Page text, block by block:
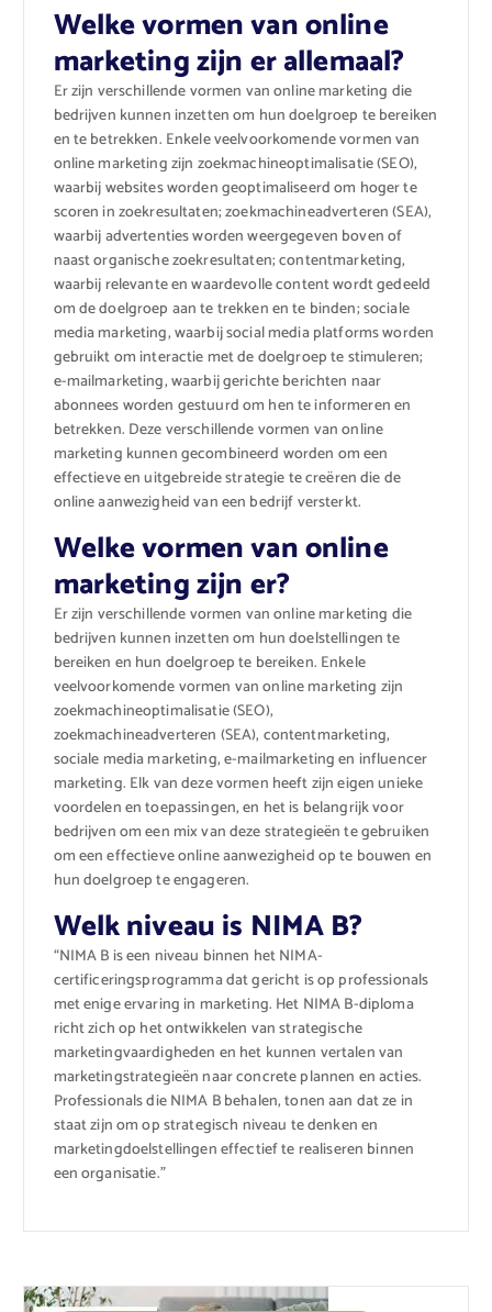
Welke vormen van online
marketing zijn er allemaal?
Er zijn verschillende vormen van online marketing die
bedrijven kunnen inzetten om hun doelgroep te bereiken
en te betrekken. Enkele veelvoorkomende vormen van
online marketing zijn zoekmachineoptimalisatie (SEO),
waarbij websites worden geoptimaliseerd om hoger te
scoren in zoekresultaten; zoekmachineadverteren (SEA),
waarbij advertenties worden weergegeven boven of
naast organische zoekresultaten; contentmarketing,
waarbij relevante en waardevolle content wordt gedeeld
om de doelgroep aan te trekken en te binden; sociale
media marketing, waarbij social media platforms worden
gebruikt om interactie met de doelgroep te stimuleren;
e-mailmarketing, waarbij gerichte berichten naar
abonnees worden gestuurd om hen te informeren en
betrekken. Deze verschillende vormen van online
marketing kunnen gecombineerd worden om een
effectieve en uitgebreide strategie te creëren die de
online aanwezigheid van een bedrijf versterkt.
Welke vormen van online
marketing zijn er?
Er zijn verschillende vormen van online marketing die
bedrijven kunnen inzetten om hun doelstellingen te
bereiken en hun doelgroep te bereiken. Enkele
veelvoorkomende vormen van online marketing zijn
zoekmachineoptimalisatie (SEO),
zoekmachineadverteren (SEA), contentmarketing,
sociale media marketing, e-mailmarketing en influencer
marketing. Elk van deze vormen heeft zijn eigen unieke
voordelen en toepassingen, en het is belangrijk voor
bedrijven om een mix van deze strategieën te gebruiken
om een effectieve online aanwezigheid op te bouwen en
hun doelgroep te engageren.
Welk niveau is NIMA B?
“NIMA B is een niveau binnen het NIMA-
certificeringsprogramma dat gericht is op professionals
met enige ervaring in marketing. Het NIMA B-diploma
richt zich op het ontwikkelen van strategische
marketingvaardigheden en het kunnen vertalen van
marketingstrategieën naar concrete plannen en acties.
Professionals die NIMA B behalen, tonen aan dat ze in
staat zijn om op strategisch niveau te denken en
marketingdoelstellingen effectief te realiseren binnen
een organisatie.”